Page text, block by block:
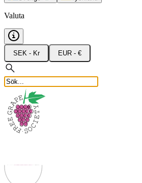
Valuta
SEK - Kr EUR - €